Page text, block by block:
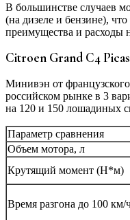
В большинстве случаев
(на дизеле и бензине),
преимущества и расходы
Citroen Grand C4
Минивэн от
российском рынке в 3
на 120 и 150 лошадиных
Параметр сравнения
Объем мотора, л
Крутящий момент (Н*м)
Время разгона до 100 км/